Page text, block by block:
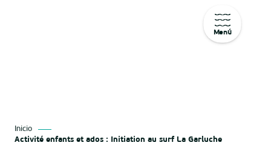
Menú
Inicio
Activité enfants et ados : Initiation au surf La Garluche